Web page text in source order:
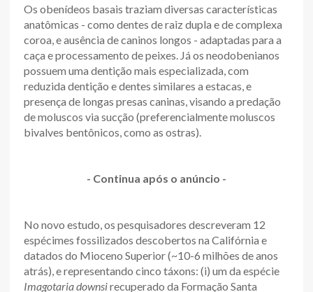
Os obenídeos basais traziam diversas características
anatômicas - como dentes de raiz dupla e de complexa
coroa, e ausência de caninos longos - adaptadas para a
caça e processamento de peixes. Já os neodobenianos
possuem uma dentição mais especializada, com
reduzida dentição e dentes similares a estacas, e
presença de longas presas caninas, visando a predação
de moluscos via sucção (preferencialmente moluscos
bivalves bentônicos, como as ostras).
- Continua após o anúncio -
No novo estudo, os pesquisadores descreveram 12
espécimes fossilizados descobertos na Califórnia e
datados do Mioceno Superior (~10-6 milhões de anos
atrás), e representando cinco táxons: (i) um da espécie
Imagotaria downsirecuperado da Formação Santa